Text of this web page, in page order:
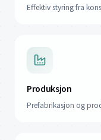
Effektiv styring fra
Produksjon
Prefabrikasjon og